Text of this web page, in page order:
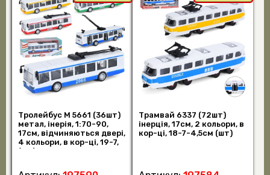
Тролейбус M 5661 (36шт)
метал, інерія, 1:70-90,
17см, відчиняються двері,
4 кольори, в кор-ці, 19-7,
(шт)
Трамвай 6337 (72шт)
інерція, 17см, 2 кольори, в
кор-ці, 18-7-4,5см (шт)